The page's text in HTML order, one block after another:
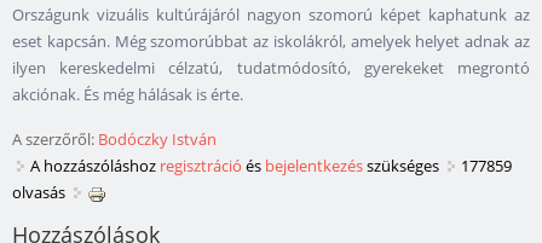
Országunk vizuális kultúrájáról nagyon szomorú képet kaphatunk az
eset kapcsán. Még szomorúbbat az iskolákról, amelyek helyet adnak az
ilyen kereskedelmi célzatú, tudatmódosító, gyerekeket megrontó
akciónak. És még hálásak is érte.
A szerzőről: Bodóczky István
A hozzászóláshoz regisztráció és bejelentkezésszükséges
177859
olvasás
Hozzászólások